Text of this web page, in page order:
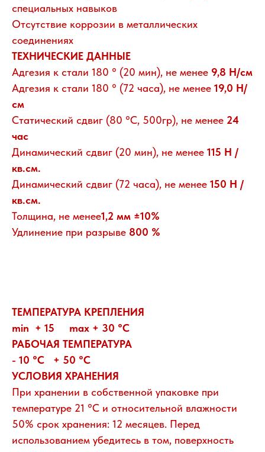
специальных навыков
Отсутствие коррозии в металлических
соединениях
ТЕХНИЧЕСКИЕ ДАННЫЕ
Адгезия к стали 180 ° (20 мин), не менее 9,8 Н/см
Адгезия к стали 180 ° (72 часа), не менее 19,0 Н/
см
Статический сдвиг (80 °C, 500гр), не менее 24
час
Динамический сдвиг (20 мин), не менее 115 Н /
кв.см.
Динамический сдвиг (72 часа), не менее 150 Н /
кв.см.
Толщина, не менее1,2 мм ±10%
Удлинение при разрыве 800 %
ТЕМПЕРАТУРА КРЕПЛЕНИЯ
min + 15 max + 30 °C
РАБОЧАЯ ТЕМПЕРАТУРА
- 10 °C + 50 °C
УСЛОВИЯ ХРАНЕНИЯ
При хранении в собственной упаковке при
температуре 21 °C и относительной влажности
50% срок хранения: 12 месяцев. Перед
использованием убедитесь в том, поверхность